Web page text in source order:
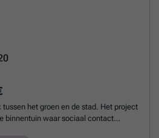
het groen en de stad. Het project
binnentuin waar sociaal contact